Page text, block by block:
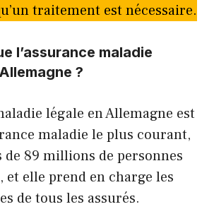
traitement est nécessaire.
l’assurance maladie
?
légale en Allemagne est
maladie le plus courant,
89 millions de personnes
et elle prend en charge les
de tous les assurés.